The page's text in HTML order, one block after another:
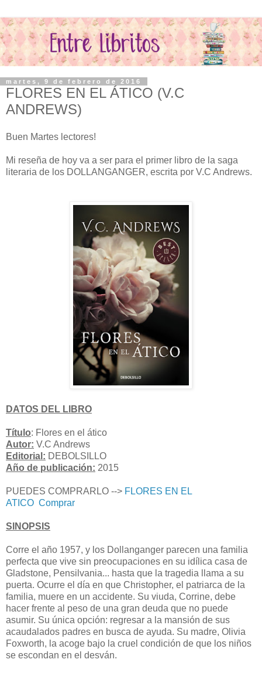
martes, 9 de febrero de 2016
FLORES EN EL ÁTICO (V.C
ANDREWS)
Buen Martes lectores!
Mi reseña de hoy va a ser para el primer libro de la saga
literaria de los DOLLANGANGER, escrita por V.C Andrews.
DATOS DEL LIBRO
Título: Flores en el ático
Autor: V.C Andrews
Editorial: DEBOLSILLO
Año de publicación: 2015
PUEDES COMPRARLO --> FLORES EN EL
ATICO Comprar
SINOPSIS
Corre el año 1957, y los Dollanganger parecen una familia
perfecta que vive sin preocupaciones en su idílica casa de
Gladstone, Pensilvania... hasta que la tragedia llama a su
puerta. Ocurre el día en que Christopher, el patriarca de la
familia, muere en un accidente. Su viuda, Corrine, debe
hacer frente al peso de una gran deuda que no puede
asumir. Su única opción: regresar a la mansión de sus
acaudalados padres en busca de ayuda. Su madre, Olivia
Foxworth, la acoge bajo la cruel condición de que los niños
se escondan en el desván.